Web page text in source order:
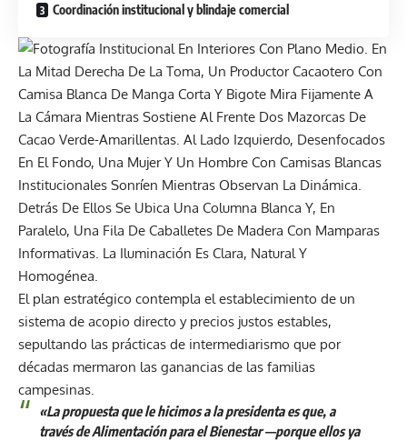
Coordinación institucional y blindaje comercial
El plan estratégico contempla el establecimiento de un
sistema de acopio directo y precios justos estables,
sepultando las prácticas de intermediarismo que por
décadas mermaron las ganancias de las familias
campesinas.
«La propuesta que le hicimos a la presidenta es que, a
través de Alimentación para el Bienestar —porque ellos ya